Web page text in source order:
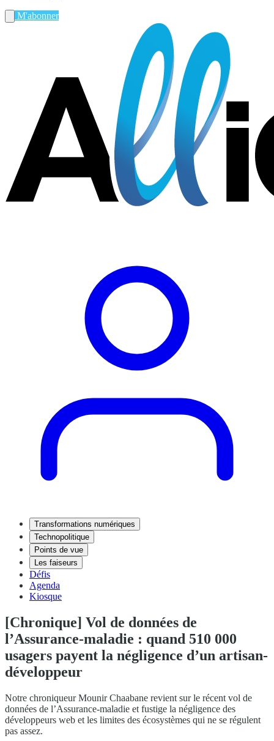
M'abonner
Transformations numériques
Technopolitique
Points de vue
Les faiseurs
Défis
Agenda
Kiosque
[Chronique] Vol de données de
l’Assurance-maladie : quand 510 000
usagers payent la négligence d’un artisan-
développeur
Notre chroniqueur Mounir Chaabane revient sur le récent vol de
données de l’Assurance-maladie et fustige la négligence des
développeurs web et les limites des écosystèmes qui ne se régulent
pas assez.